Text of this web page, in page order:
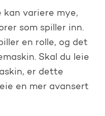
kan variere mye,
som spiller inn.
en rolle, og det
Skal du leie
er dette
en mer avansert